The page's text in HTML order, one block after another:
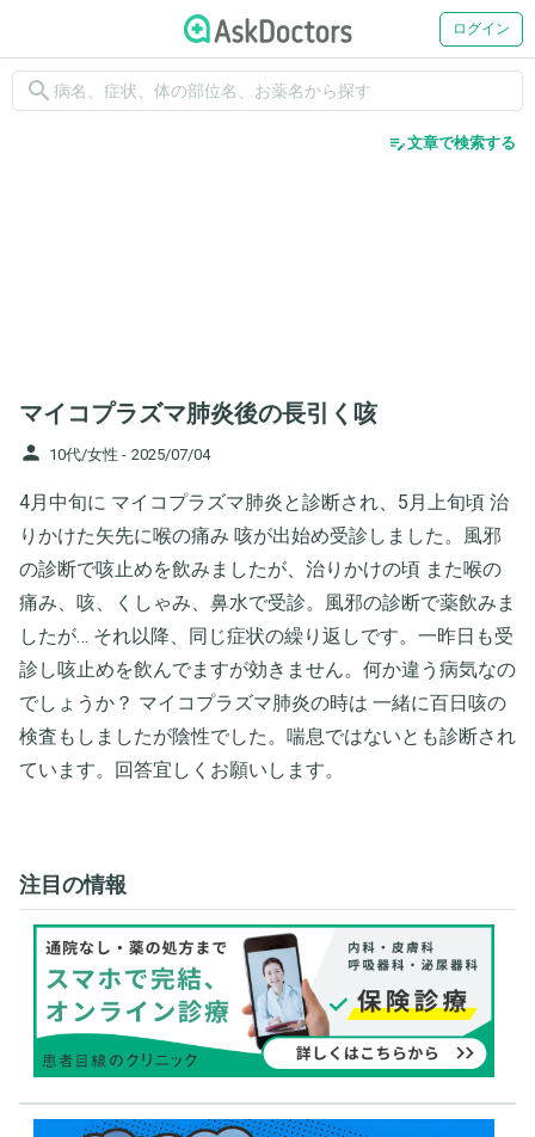
ログイン
search
edit_note文章で検索する
マイコプラズマ肺炎後の長引く咳
person 10代/女性 - 2025/07/04
4月中旬に マイコプラズマ肺炎と診断され、5月上旬頃 治
りかけた矢先に喉の痛み 咳が出始め受診しました。風邪
の診断で咳止めを飲みましたが、治りかけの頃 また喉の
痛み、咳、くしゃみ、鼻水で受診。風邪の診断で薬飲みま
したが… それ以降、同じ症状の繰り返しです。一昨日も受
診し咳止めを飲んでますが効きません。何か違う病気なの
でしょうか？ マイコプラズマ肺炎の時は 一緒に百日咳の
検査もしましたが陰性でした。喘息ではないとも診断され
ています。回答宜しくお願いします。
注目の情報